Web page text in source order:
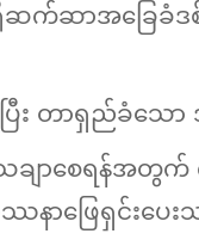
ဆက်ဆာအခြေခံ
ပြီး တာရှည်ခံသ
ေချာစေရန်အ
ဿနာဖြေရှင်းပေ